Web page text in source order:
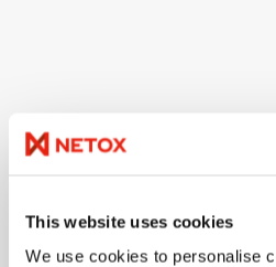
This website uses cookies
We use cookies to personalise